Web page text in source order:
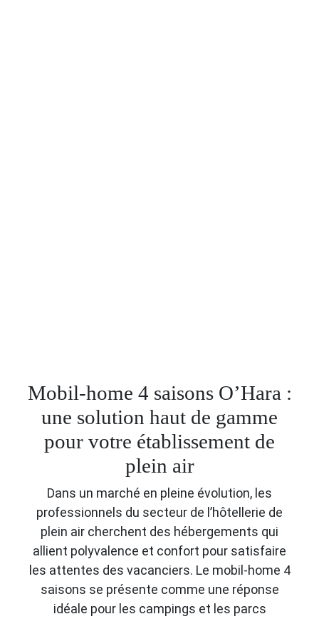
Mobil-home 4 saisons O’Hara :
une solution haut de gamme
pour votre établissement de
plein air
Dans un marché en pleine évolution, les
professionnels du secteur de l’hôtellerie de
plein air cherchent des hébergements qui
allient polyvalence et confort pour satisfaire
les attentes des vacanciers. Le mobil-home 4
saisons se présente comme une réponse
idéale pour les campings et les parcs